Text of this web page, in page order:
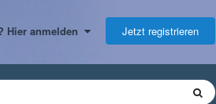
Hier anmelden Jetzt registrieren